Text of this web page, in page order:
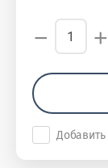
− +